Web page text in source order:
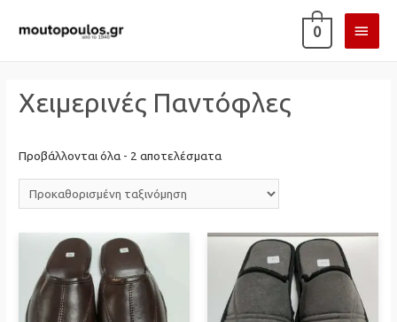
0
Χειμερινές Παντόφλες
Προβάλλονται όλα - 2 αποτελέσματα